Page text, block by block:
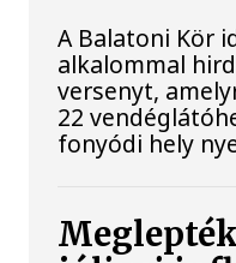
A Balatoni Kör
alkalommal
versenyt,
22
fonyódi hely